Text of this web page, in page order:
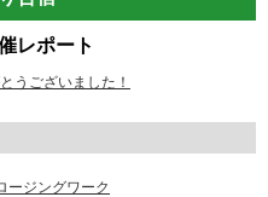
レポート
うございました！
ージングワーク